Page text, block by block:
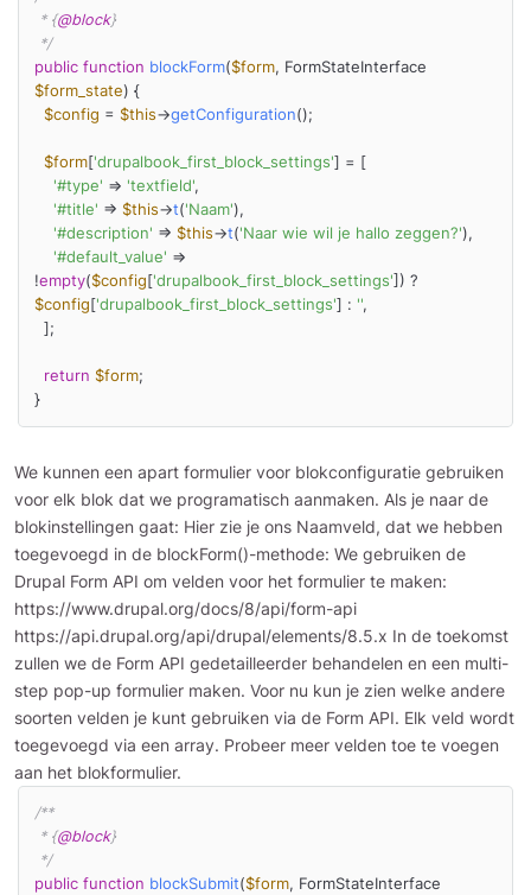
* {@block}
*/
public function blockForm($form
$form_state) {
$config = $this->getConfiguration();
$form['drupalbook_first_block_settings'] = [
'#type' => 'textfield',
'#title' => $this->t('Naam'),
'#description' => $this->t('Naar wie wil je hallo zeggen?'),
'#default_value' =>
!empty($config['drupalbook_first_block_settings'
$config['drupalbook_first_block_settings'] : '',
return $form;
}
We kunnen een apart formulier voor blokconfiguratie gebruiken
voor elk blok dat we programatisch aanmaken. Als je naar de
blokinstellingen gaat: Hier zie je ons Naamveld, dat we hebben
toegevoegd in de blockForm()-methode: We gebruiken de
Drupal Form API om velden voor het formulier te maken:
https://www.drupal.org/docs/8/api/form-api
https://api.drupal.org/api/drupal/elements/8.5.x In de toekomst
zullen we de Form API gedetailleerder behandelen en een multi-
step pop-up formulier maken. Voor nu kun je zien welke andere
soorten velden je kunt gebruiken via de Form API. Elk veld wordt
toegevoegd via een array. Probeer meer velden toe te voegen
aan het blokformulier.
/**
* {@block}
*/
public function blockSubmit($form